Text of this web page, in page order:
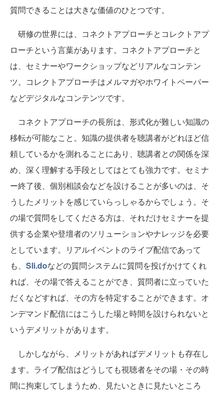
質問できることは大きな価値のひとつです。
研修の世界には、コネクトアプローチとコレクトアプ
ローチという言葉があります。コネクトアプローチと
は、セミナーやワークショップなどリアルなコンテン
ツ。コレクトアプローチはメルマガやホワイトペーパー
などデジタルなコンテンツです。
コネクトアプローチの長所は、形式化が難しい知識の
移転が可能なこと。知識の提供者を聴講者がどれほど信
頼しているかを測れることにあり、聴講者との関係を深
め、深く理解する手段としてはとても強力です。セミナ
ー終了後、個別相談会などを設けることが多いのは、そ
うしたメリットを感じていらっしゃるからでしょう。そ
の場で質問をしてくださる方は、それだけセミナーを提
供する企業や登壇者のソリューションやナレッジを必要
としています。リアルイベントのライブ配信であって
も、 Sli.doなどの質問システムに質問を投げかけてくれ
れば、その場で答えることができ、質問者に立っていた
だくなどすれば、その方を特定することができます。オ
ンデマンド配信にはこうした場と時間を設けられないと
いうデメリットがあります。
しかしながら、メリットがあればデメリットも存在し
ます。ライブ配信はどうしても視聴者をその場・その時
間に拘束してしまうため、見たいときに見たいところ